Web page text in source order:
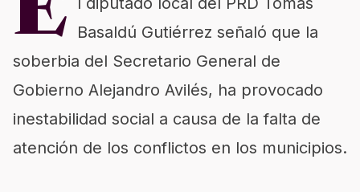
E
Basaldú Gutiérrez señaló que la
soberbia del Secretario General de
Gobierno Alejandro Avilés, ha provocado
inestabilidad social a causa de la falta de
atención de los conflictos en los municipios.